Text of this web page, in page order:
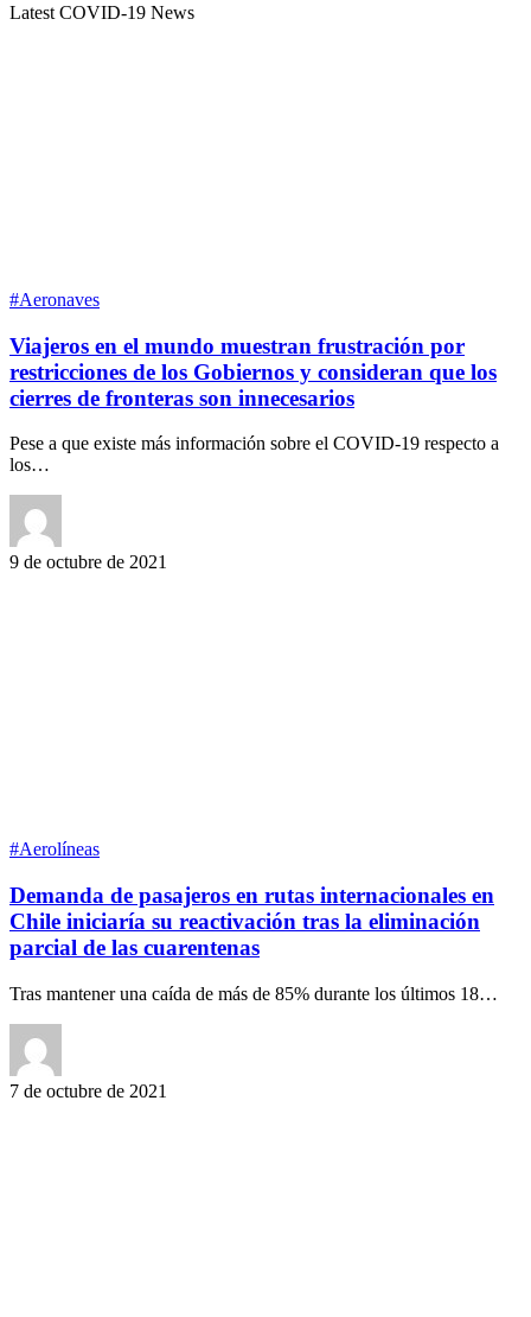
Latest COVID-19 News
#Aeronaves
Viajeros en el mundo muestran frustración por
restricciones de los Gobiernos y consideran que los
cierres de fronteras son innecesarios
Pese a que existe más información sobre el COVID-19 respecto a
los…
9 de octubre de 2021
#Aerolíneas
Demanda de pasajeros en rutas internacionales en
Chile iniciaría su reactivación tras la eliminación
parcial de las cuarentenas
Tras mantener una caída de más de 85% durante los últimos 18…
7 de octubre de 2021